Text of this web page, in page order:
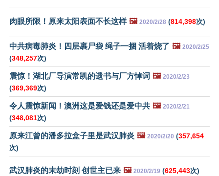
肉眼所限！原来太阳表面不长这样 🖼️ 2020/2/28 (814,398次)
中共病毒肺炎！四层裹尸袋 绳子一捆 活着烧了 🖼️ 2020/2/25
(348,257次)
震惊！湖北厂导演常凯的遗书与厂方悼词 🖼️ 2020/2/23
(369,369次)
令人震惊新闻！澳洲这是爱钱还是爱中共 🖼️ 2020/2/21
(348,081次)
原来江曾的潘多拉盒子里是武汉肺炎 🖼️ 2020/2/20 (357,654
次)
武汉肺炎的末劫时刻 创世主已来 🖼️ 2020/2/19 (625,443次)